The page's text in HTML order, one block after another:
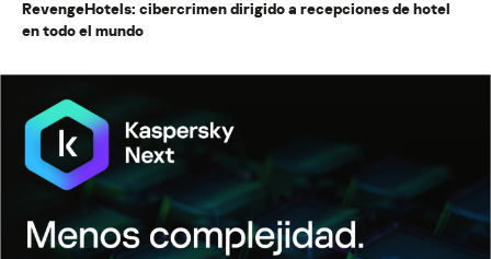
RevengeHotels: cibercrimen dirigido a recepciones de hotel
en todo el mundo